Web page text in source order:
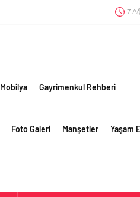
7
Mobilya Gayrimenkul Rehberi
Foto Galeri Manşetler Yaşam